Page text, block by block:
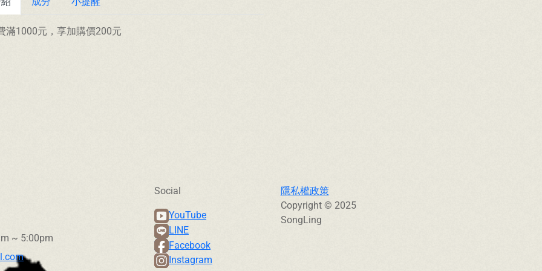
滿1000元，享加購價200元
~ 5:00pm
Social
YouTube
LINE
Facebook
Instagram
隱私權政策
Copyright © 2025
SongLing